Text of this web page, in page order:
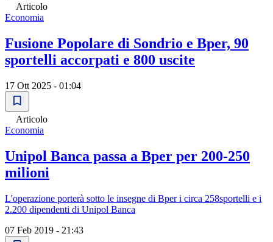
Articolo
Economia
Fusione Popolare di Sondrio e Bper, 90
sportelli accorpati e 800 uscite
17 Ott 2025 - 01:04
Articolo
Economia
Unipol Banca passa a Bper per 200-250
milioni
L'operazione porterà sotto le insegne di Bper i circa 258sportelli e i
2.200 dipendenti di Unipol Banca
07 Feb 2019 - 21:43